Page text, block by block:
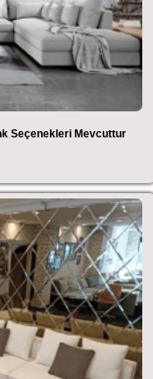
Seçenekleri Mevcuttur